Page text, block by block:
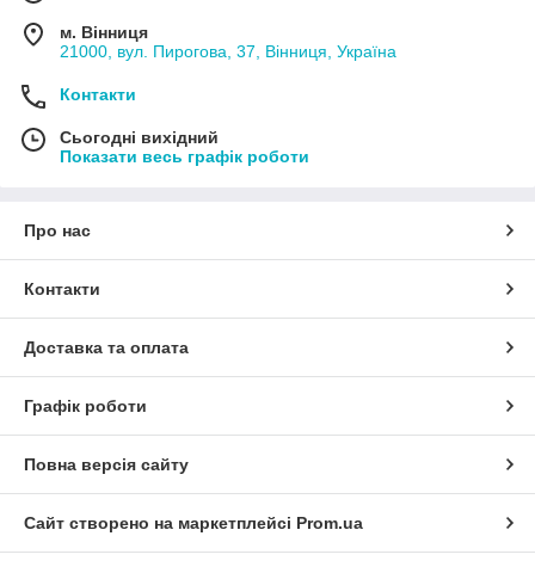
м. Вінниця
21000, вул. Пирогова, 37, Вінниця, Україна
Контакти
Сьогодні вихідний
Показати весь графік роботи
Про нас
Контакти
Доставка та оплата
Графік роботи
Повна версія сайту
Сайт створено на маркетплейсі Prom.ua